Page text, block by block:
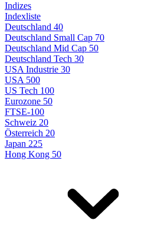
Indizes
Indexliste
Deutschland 40
Deutschland Small Cap 70
Deutschland Mid Cap 50
Deutschland Tech 30
USA Industrie 30
USA 500
US Tech 100
Eurozone 50
FTSE-100
Schweiz 20
Österreich 20
Japan 225
Hong Kong 50